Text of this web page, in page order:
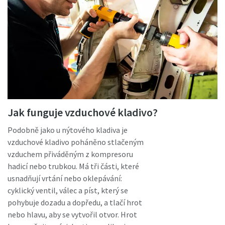
Jak funguje vzduchové kladivo?
Podobně jako u nýtového kladiva je
vzduchové kladivo poháněno stlačeným
vzduchem přiváděným z kompresoru
hadicí nebo trubkou. Má tři části, které
usnadňují vrtání nebo oklepávání:
cyklický ventil, válec a píst, který se
pohybuje dozadu a dopředu, a tlačí hrot
nebo hlavu, aby se vytvořil otvor. Hrot